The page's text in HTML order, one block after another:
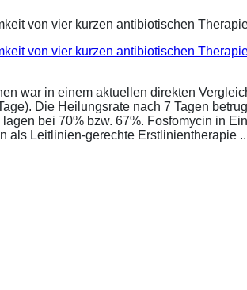
von vier kurzen antibiotischen
war in einem aktuellen direkten
Die Heilungsrate nach 7 Tagen
bei 70% bzw. 67%. Fosfomycin in
als Leitlinien-gerechte Erstlinientherapie